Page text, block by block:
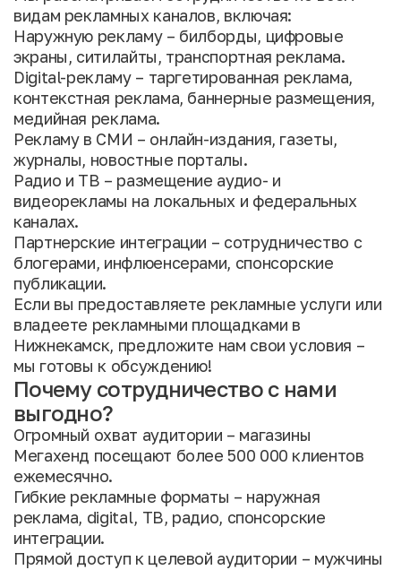
видам рекламных каналов, включая:
Наружную рекламу – билборды, цифровые
экраны, ситилайты, транспортная реклама.
Digital-рекламу – таргетированная реклама,
контекстная реклама, баннерные размещения,
медийная реклама.
Рекламу в СМИ – онлайн-издания, газеты,
журналы, новостные порталы.
Радио и ТВ – размещение аудио- и
видеорекламы на локальных и федеральных
каналах.
Партнерские интеграции – сотрудничество с
блогерами, инфлюенсерами, спонсорские
публикации.
Если вы предоставляете рекламные услуги или
владеете рекламными площадками в
Нижнекамск, предложите нам свои условия –
мы готовы к обсуждению!
Почему сотрудничество с нами
выгодно?
Огромный охват аудитории – магазины
Мегахенд посещают более 500 000 клиентов
ежемесячно.
Гибкие рекламные форматы – наружная
реклама, digital, ТВ, радио, спонсорские
интеграции.
Прямой доступ к целевой аудитории – мужчины